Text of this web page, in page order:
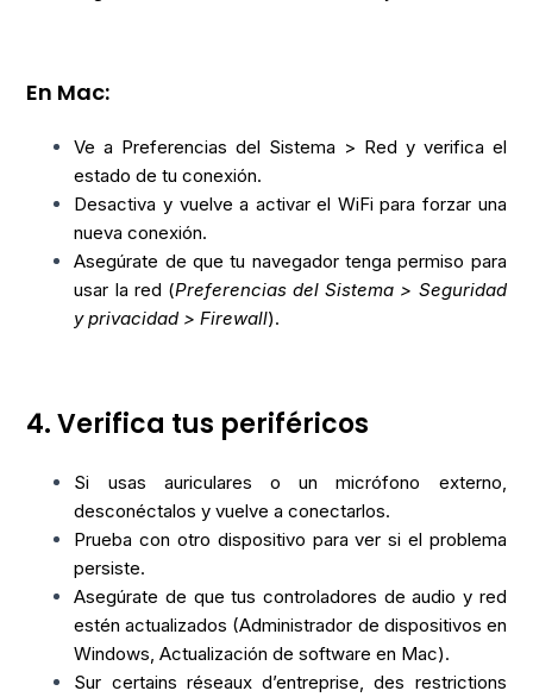
En Mac:
Ve a Preferencias del Sistema > Red y verifica el
estado de tu conexión.
Desactiva y vuelve a activar el WiFi para forzar una
nueva conexión.
Asegúrate de que tu navegador tenga permiso para
usar la red (Preferencias del Sistema > Seguridad
y privacidad > Firewall).
4. Verifica tus periféricos
Si usas auriculares o un micrófono externo,
desconéctalos y vuelve a conectarlos.
Prueba con otro dispositivo para ver si el problema
persiste.
Asegúrate de que tus controladores de audio y red
estén actualizados (Administrador de dispositivos en
Windows, Actualización de software en Mac).
Sur certains réseaux d’entreprise, des restrictions